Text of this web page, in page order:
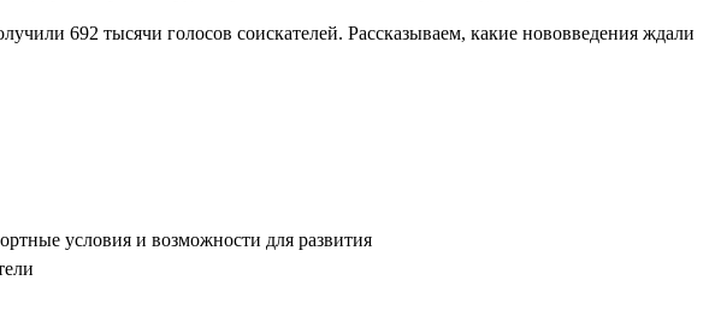
692 тысячи голосов соискателей. Рассказываем, какие нововведения ждали
условия и возможности для развития